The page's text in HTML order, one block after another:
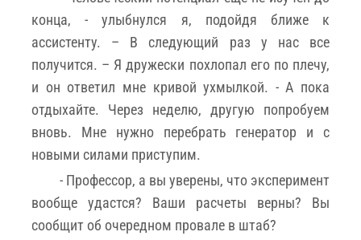
конца, - улыбнулся я, подойдя ближе к
ассистенту. – В следующий раз у нас все
получится. – Я дружески похлопал его по плечу,
и он ответил мне кривой ухмылкой. - А пока
отдыхайте. Через неделю, другую попробуем
вновь. Мне нужно перебрать генератор и с
новыми силами приступим.
- Профессор, а вы уверены, что эксперимент
вообще удастся? Ваши расчеты верны? Вы
сообщит об очередном провале в штаб?